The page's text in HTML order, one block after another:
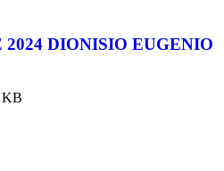
2024 DIONISIO EUGENIO
KB